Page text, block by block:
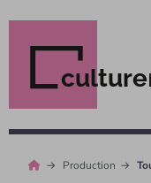
culture
Production